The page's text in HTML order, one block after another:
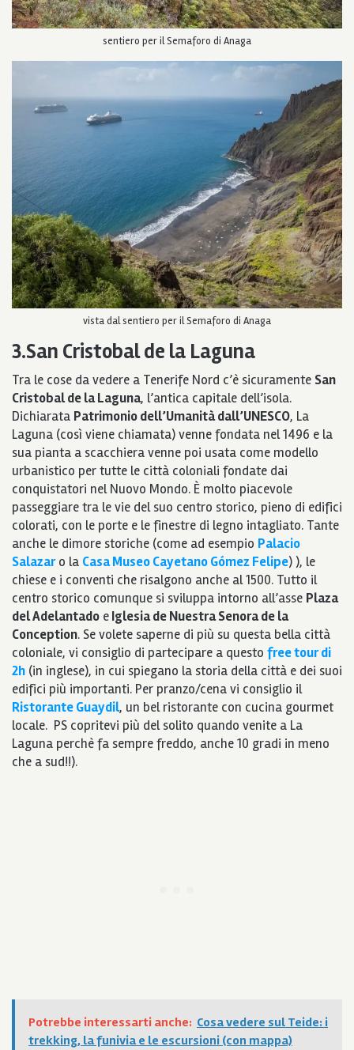
sentiero per il Semaforo di Anaga
vista dal sentiero per il Semaforo di Anaga
3.San Cristobal de la Laguna
Tra le cose da vedere a Tenerife Nord c’è sicuramente San
Cristobal de la Laguna, l’antica capitale dell’isola.
Dichiarata Patrimonio dell’Umanità dall’UNESCO, La
Laguna (così viene chiamata) venne fondata nel 1496 e la
sua pianta a scacchiera venne poi usata come modello
urbanistico per tutte le città coloniali fondate dai
conquistatori nel Nuovo Mondo. È molto piacevole
passeggiare tra le vie del suo centro storico, pieno di edifici
colorati, con le porte e le finestre di legno intagliato. Tante
anche le dimore storiche (come ad esempio Palacio
Salazar o la Casa Museo Cayetano Gómez Felipe) ), le
chiese e i conventi che risalgono anche al 1500. Tutto il
centro storico comunque si sviluppa intorno all’asse Plaza
del Adelantado eIglesia de Nuestra Senora de la
Conception. Se volete saperne di più su questa bella città
coloniale, vi consiglio di partecipare a questo free tour di
2h (in inglese), in cui spiegano la storia della città e dei suoi
edifici più importanti. Per pranzo/cena vi consiglio il
Ristorante Guaydil, un bel ristorante con cucina gourmet
locale. PS copritevi più del solito quando venite a La
Laguna perchè fa sempre freddo, anche 10 gradi in meno
che a sud!!).
Potrebbe interessarti anche: Cosa vedere sul Teide: i
trekking, la funivia e le escursioni (con mappa)